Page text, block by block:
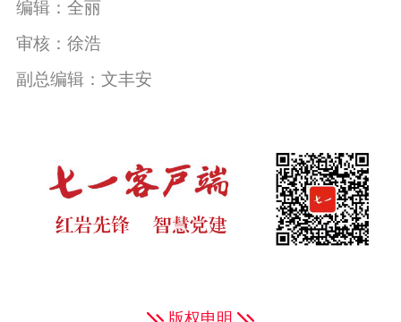
编辑：全丽
审核：徐浩
副总编辑：文丰安
版权申明